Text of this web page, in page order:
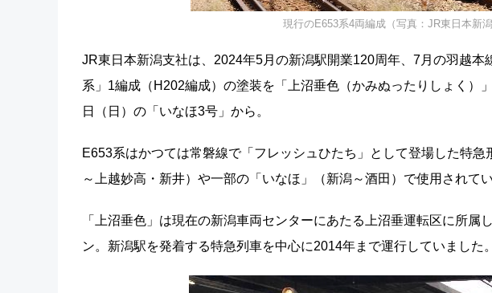
現行のE653系4両編成（写真：JR東日本新潟
JR東日本新潟支社は、2024年5月の新潟駅開業120周年、7月の羽越
系」1編成（H202編成）の塗装を「上沼垂色（かみぬったりしょく）
日（日）の「いなほ3号」から。
E653系はかつては常磐線で「フレッシュひたち」として登場した特
～上越妙高・新井）や一部の「いなほ」（新潟～酒田）で使用されてい
「上沼垂色」は現在の新潟車両センターにあたる上沼垂運転区に所属
ン。新潟駅を発着する特急列車を中心に2014年まで運行していました。